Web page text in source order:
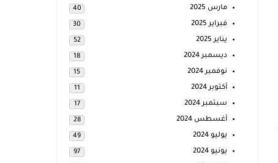
مارس 2025 40
فبراير 2025 30
يناير 2025 52
ديسمبر 2024 18
نوفمبر 2024 15
أكتوبر 2024 11
سبتمبر 2024 17
أغسطس 2024 28
يوليو 2024 49
يونيو 2024 97